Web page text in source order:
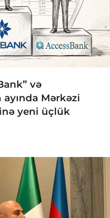
və
ayında Mərkəzi
yeni üçlük